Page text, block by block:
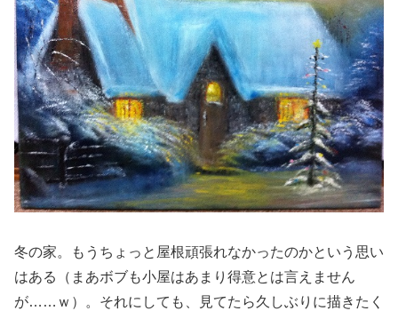
冬の家。もうちょっと屋根頑張れなかったのかという思い
はある（まあボブも小屋はあまり得意とは言えません
が……ｗ）。それにしても、見てたら久しぶりに描きたく